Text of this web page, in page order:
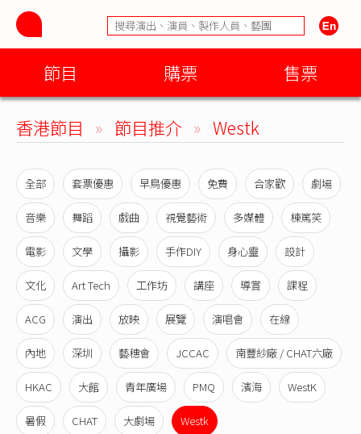
節目 購票 售票
香港節目 » 節目推介 » Westk
全部 套票優惠 早鳥優惠 免費 合家歡 劇場
音樂 舞蹈 戲曲 視覺藝術 多媒體 棟篤笑
電影 文學 攝影 手作DIY 身心靈 設計
文化 Art Tech 工作坊 講座 導賞 課程
ACG 演出 放映 展覽 演唱會 在線
內地 深圳 藝穗會 JCCAC 南豐紗廠 / CHAT六廠
HKAC 大館 青年廣場 PMQ 濱海 WestK
暑假 CHAT 大劇場 Westk